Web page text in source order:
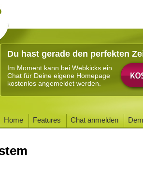
Du hast gerade den perfekten
Im Moment kann bei Webkicks ein
Chat für Deine eigene Homepage
kostenlos angemeldet werden.
Home Features Chat anmelden